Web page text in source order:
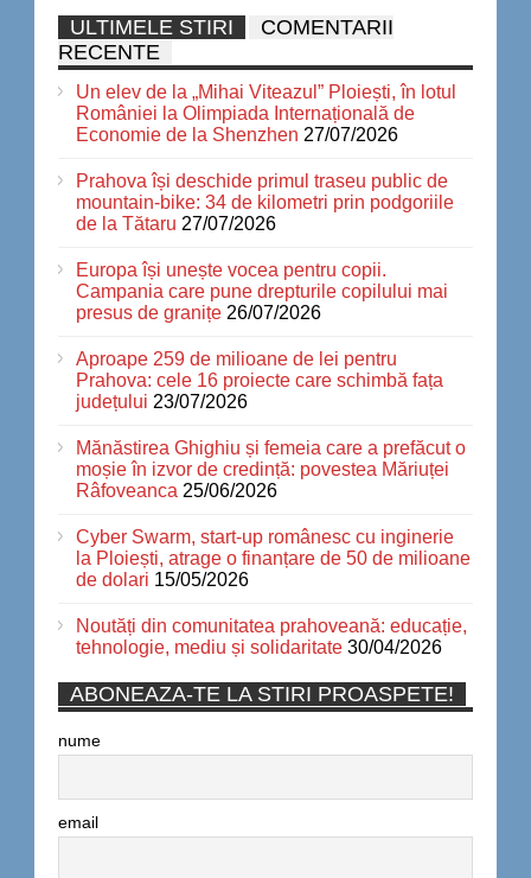
ULTIMELE STIRI
COMENTARII
RECENTE
Un elev de la „Mihai Viteazul” Ploiești, în lotul
României la Olimpiada Internațională de
Economie de la Shenzhen 27/07/2026
Prahova își deschide primul traseu public de
mountain-bike: 34 de kilometri prin podgoriile
de la Tătaru 27/07/2026
Europa își unește vocea pentru copii.
Campania care pune drepturile copilului mai
presus de granițe 26/07/2026
Aproape 259 de milioane de lei pentru
Prahova: cele 16 proiecte care schimbă fața
județului 23/07/2026
Mănăstirea Ghighiu și femeia care a prefăcut o
moșie în izvor de credință: povestea Măriuței
Râfoveanca 25/06/2026
Cyber Swarm, start-up românesc cu inginerie
la Ploiești, atrage o finanțare de 50 de milioane
de dolari 15/05/2026
Noutăți din comunitatea prahoveană: educație,
tehnologie, mediu și solidaritate 30/04/2026
ABONEAZA-TE LA STIRI PROASPETE!
nume
email